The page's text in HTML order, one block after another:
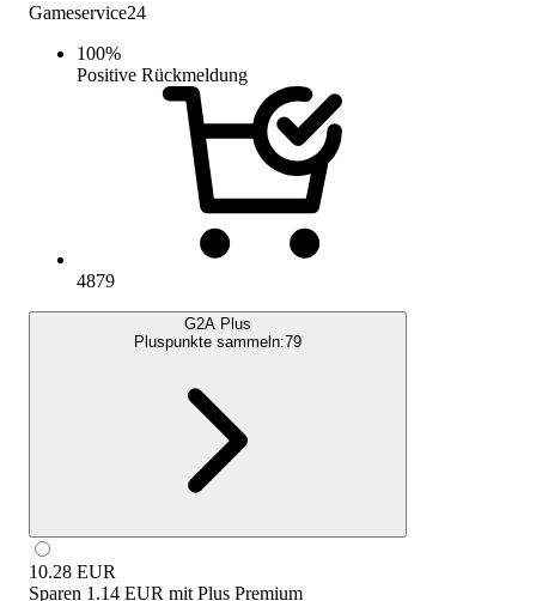
Gameservice24
100%
Positive Rückmeldung
4879
G2A Plus
Pluspunkte sammeln:79
10.28 EUR
Sparen 1.14 EUR mit Plus Premium